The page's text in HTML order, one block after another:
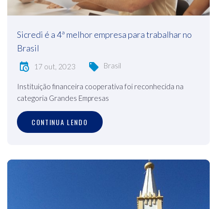
Sicredi é a 4ª melhor empresa para trabalhar no
Brasil
17 out, 2023 Brasil
Instituição financeira cooperativa foi reconhecida na
categoria Grandes Empresas
CONTINUA LENDO